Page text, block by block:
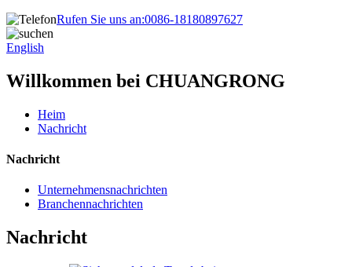
Rufen Sie uns an:0086-18180897627
English
Willkommen bei CHUANGRONG
Heim
Nachricht
Nachricht
Unternehmensnachrichten
Branchennachrichten
Nachricht